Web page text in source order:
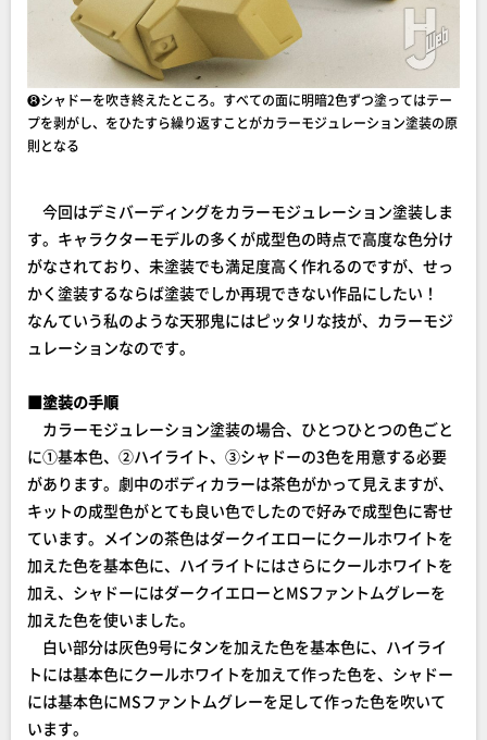
❽シャドーを吹き終えたところ。すべての面に明暗2色ずつ塗ってはテー
プを剥がし、をひたすら繰り返すことがカラーモジュレーション塗装の原
則となる
今回はデミバーディングをカラーモジュレーション塗装しま
す。キャラクターモデルの多くが成型色の時点で高度な色分け
がなされており、未塗装でも満足度高く作れるのですが、せっ
かく塗装するならば塗装でしか再現できない作品にしたい！
なんていう私のような天邪鬼にはピッタリな技が、カラーモジ
ュレーションなのです。
■塗装の手順
カラーモジュレーション塗装の場合、ひとつひとつの色ごと
に①基本色、②ハイライト、③シャドーの3色を用意する必要
があります。劇中のボディカラーは茶色がかって見えますが、
キットの成型色がとても良い色でしたので好みで成型色に寄せ
ています。メインの茶色はダークイエローにクールホワイトを
加えた色を基本色に、ハイライトにはさらにクールホワイトを
加え、シャドーにはダークイエローとMSファントムグレーを
加えた色を使いました。
白い部分は灰色9号にタンを加えた色を基本色に、ハイライ
トには基本色にクールホワイトを加えて作った色を、シャドー
には基本色にMSファントムグレーを足して作った色を吹いて
います。